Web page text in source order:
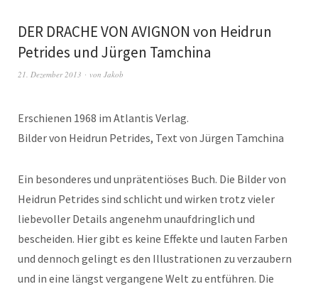
DER DRACHE VON AVIGNON von Heidrun
Petrides und Jürgen Tamchina
21. Dezember 2013 von Jakob
Erschienen 1968 im Atlantis Verlag.
Bilder von Heidrun Petrides, Text von Jürgen Tamchina
Ein besonderes und unprätentiöses Buch. Die Bilder von
Heidrun Petrides sind schlicht und wirken trotz vieler
liebevoller Details angenehm unaufdringlich und
bescheiden. Hier gibt es keine Effekte und lauten Farben
und dennoch gelingt es den Illustrationen zu verzaubern
und in eine längst vergangene Welt zu entführen. Die